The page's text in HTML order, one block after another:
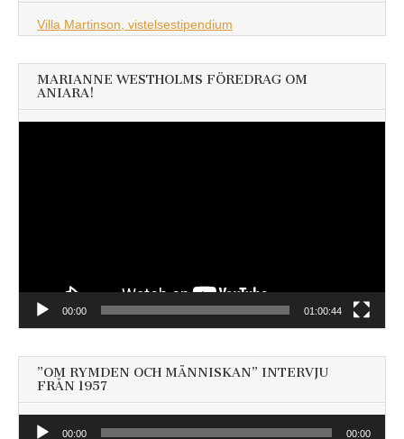
Villa Martinson, vistelsestipendium
MARIANNE WESTHOLMS FÖREDRAG OM
ANIARA!
00:00 01:00:44
”OM RYMDEN OCH MÄNNISKAN” INTERVJU
FRÅN 1957
Ljudspelare
00:00 00:00